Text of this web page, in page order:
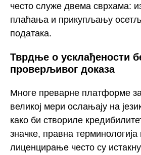
често служе двема сврхама:
плаћања и прикупљању
података.
Тврдње о усклађености
проверљивог доказа
Многе преварне платформе
великој мери ослањају на
како би створиле
значке, правна
лиценцирање често су